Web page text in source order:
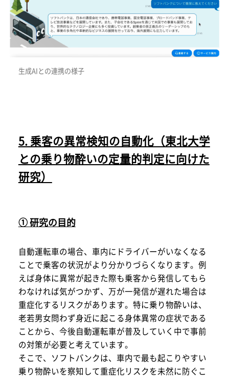
生成AIとの連携の様子
5. 乗客の異常検知の自動化（東北大学
との乗り物酔いの定量的判定に向けた
研究）
① 研究の目的
自動運転車の場合、車内にドライバーがいなくなる
ことで乗客の状況がより分かりづらくなります。例
えば身体に異常が起きた際も乗客から発信してもら
わなければ気がつかず、万が一発信が遅れた場合は
重症化するリスクがあります。特に乗り物酔いは、
老若男女問わず身近に起こる身体異常の症状である
ことから、今後自動運転車が普及していく中で事前
の対策が必要と考えています。
そこで、ソフトバンクは、車内で最も起こりやすい
乗り物酔いを察知して重症化リスクを未然に防ぐこ